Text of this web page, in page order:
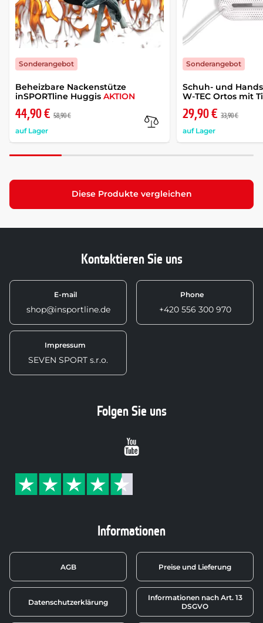
Beheizbare Nackenstütze
inSPORTline Huggis AKTION
44,90 € 58,90 €
auf Lager
Sonderangebot
Schuh- und
W-TEC Ortos mit
29,90 € 33,90 €
auf Lager
Sonderangebot
Diese Produkte vergleichen
Kontaktieren Sie uns
E-mail
shop@insportline.de
Phone
+420 556 300 970
Impressum
SEVEN SPORT s.r.o.
Informationen
AGB Preise und Lieferung
Datenschutzerklärung
Informationen nach Art. 13
DSGVO
Folgen Sie uns
Youtube